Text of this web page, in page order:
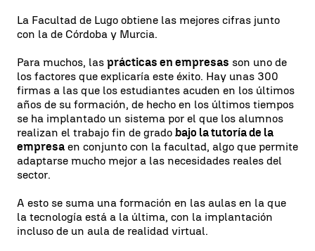
La Facultad de Lugo obtiene las mejores cifras junto
con la de Córdoba y Murcia.
Para muchos, las prácticas en empresas son uno de
los factores que explicaría este éxito. Hay unas 300
firmas a las que los estudiantes acuden en los últimos
años de su formación, de hecho en los últimos tiempos
se ha implantado un sistema por el que los alumnos
realizan el trabajo fin de grado bajo la tutoría de la
empresa en conjunto con la facultad, algo que permite
adaptarse mucho mejor a las necesidades reales del
sector.
A esto se suma una formación en las aulas en la que
la tecnología está a la última, con la implantación
incluso de un aula de realidad virtual.